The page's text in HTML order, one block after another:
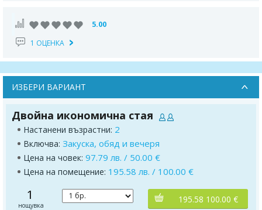
5.00
1 ОЦЕНКА
ИЗБЕРИ ВАРИАНТ
Двойна икономична стая
Настанени възрастни: 2
Включва: Закуска, обяд и вечеря
Цена на човек: 97.79 лв. / 50.00 €
Цена на помещение: 195.58 лв. / 100.00 €
1
нощувка
195.58 100.00 €